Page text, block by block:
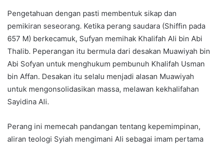
Pengetahuan dengan pasti membentuk sikap dan
pemikiran seseorang. Ketika perang saudara (Shiffin pada
657 M) berkecamuk, Sufyan memihak Khalifah Ali bin Abi
Thalib. Peperangan itu bermula dari desakan Muawiyah bin
Abi Sofyan untuk menghukum pembunuh Khalifah Usman
bin Affan. Desakan itu selalu menjadi alasan Muawiyah
untuk mengonsolidasikan massa, melawan kekhalifahan
Sayidina Ali.
Perang ini memecah pandangan tentang kepemimpinan,
aliran teologi Syiah mengimani Ali sebagai imam pertama